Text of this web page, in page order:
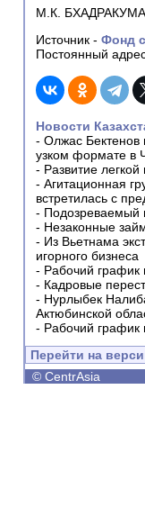
М.К.
Источник - Фонд
Постоянный
Новости
- Олжас Бектенов
узком формате в
- Развитие
- Агитационная
встретилась с
- Подозреваемый
- Незаконные
- Из Вьетнама
игорного бизнеса
- Рабочий график
- Кадровые
- Нурлыбек
Актюбинской
- Рабочий график
Перейти на
© CentrAsia